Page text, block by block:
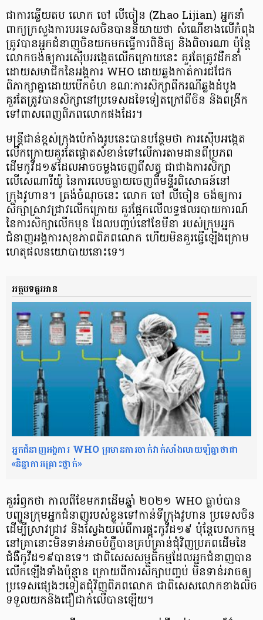
ជាការឆ្លើយតប លោក ចៅ លីចៀន (Zhao Lijian) អ្នកនាំ
ពាក្យក្រសួងការបរទេសចិនបាននិយាយថា សំណើ​ខាងលើកំពុង
ត្រូវបាន​អ្នកជំនាញចិន​យកមក​ធ្វើការពិនិត្យ ​និងពិចារណា ប៉ុន្តែ
លោកចង់ឲ្យការស៊ើបអង្កេត​លើក​ក្រោយនេះ គួរតែត្រូវដឹកនាំ​
ដោយ​សមាជិកនៃអង្គការ WHO ដោយឆ្លងកាត់ការជជែក
ពិភាក្សាគ្នាដោយបើកចំហ ខណៈការសិក្សា​ពីករណីឆ្លងដំបូង​
គួរតែត្រូវបានសិក្សា​នៅប្រទេស​ដទៃទៀតក្រៅពីចិន និងពង្រីក
ទៅពាសពេញ​ពិភពលោកផងដែរ។
មន្ត្រីជាន់ខ្ពស់​ក្រុងប៉េកាំង​រូបនេះបានបន្ថែមថា ការស៊ើបអង្កេត​
លើកក្រោយ​គួរតែផ្តោតសំខាន់​ទៅលើការតាមដានពី​ប្រភព
ដើមកូវីដ១៩ដែលអាចចម្លង​ចេញពីសត្វ ជាជាងការសិក្សា​
លើសេណារីយ៉ូ នៃការលេចធ្លាយ​ចេញពីមន្ទីរ​ពិសោធន៍​នៅ
ក្រុងវូហាន។ ត្រង់ចំណុចនេះ លោក ចៅ លីចៀន ចង់ឲ្យការ
សិក្សាស្រាវជ្រាវលើកក្រោយ គួរផ្អែកលើលទ្ធផល​របាយការណ៍​
នៃការសិក្សាលើកមុន ដែលបញ្ចប់នៅខែមីនា របស់ក្រុមអ្នក
ជំនាញ​អង្គការសុខភាពពិភពលោក ហើយមិនគួរធ្វើឡើងក្រោម
ហេតុផល​នយោបាយនោះទេ។​
អត្ថបទគួរអាន
អ្នកជំនាញអង្គការ WHO ព្រមានការចាក់វាក់សាំងលាយឡំគ្នាថាជា
«និន្នាការគ្រោះថ្នាក់»
គួររំឭកថា កាល​ពី​ខែ​មករា​ដើម​ឆ្នាំ ២០២១ WHO ធ្លាប់​បាន​
បញ្ជូន​ក្រុម​អ្នក​ជំនាញ​របស់​ខ្លួន​ទៅ​កាន់​ទីក្រុង​វូហាន ប្រទេស​ចិន​
ដើម្បី​ស្រាវជ្រាវ និង​ស្វែង​យល់​ពី​ការ​ផ្ទុះ​កូវីដ១៩ ប៉ុន្តែបេសកកម្ម
នៅគ្រានោះមិនទាន់អាចបំភ្លឺបានគ្រប់គ្រាន់ជុំវិញប្រភពដើមនៃ
ជំងឺកូវីដ១៩បានទេ។ ជាពិសេសសម្មតិកម្មដែលអ្នកជំនាញ​បាន
លើកឡើងទាំងប៉ុន្មាន ក្រោយពីការ​សិក្សាបញ្ចប់ មិនទាន់អាចឲ្យ​​
ប្រទេសផ្សេងៗទៀតជុំវិញពិភពលោក ជាពិសេសលោកខាងលិច
ទទួលយកនិងជឿជាក់លើបានឡើយ។